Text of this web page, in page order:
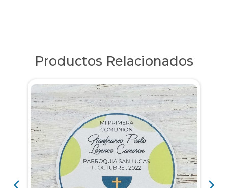
Productos Relacionados